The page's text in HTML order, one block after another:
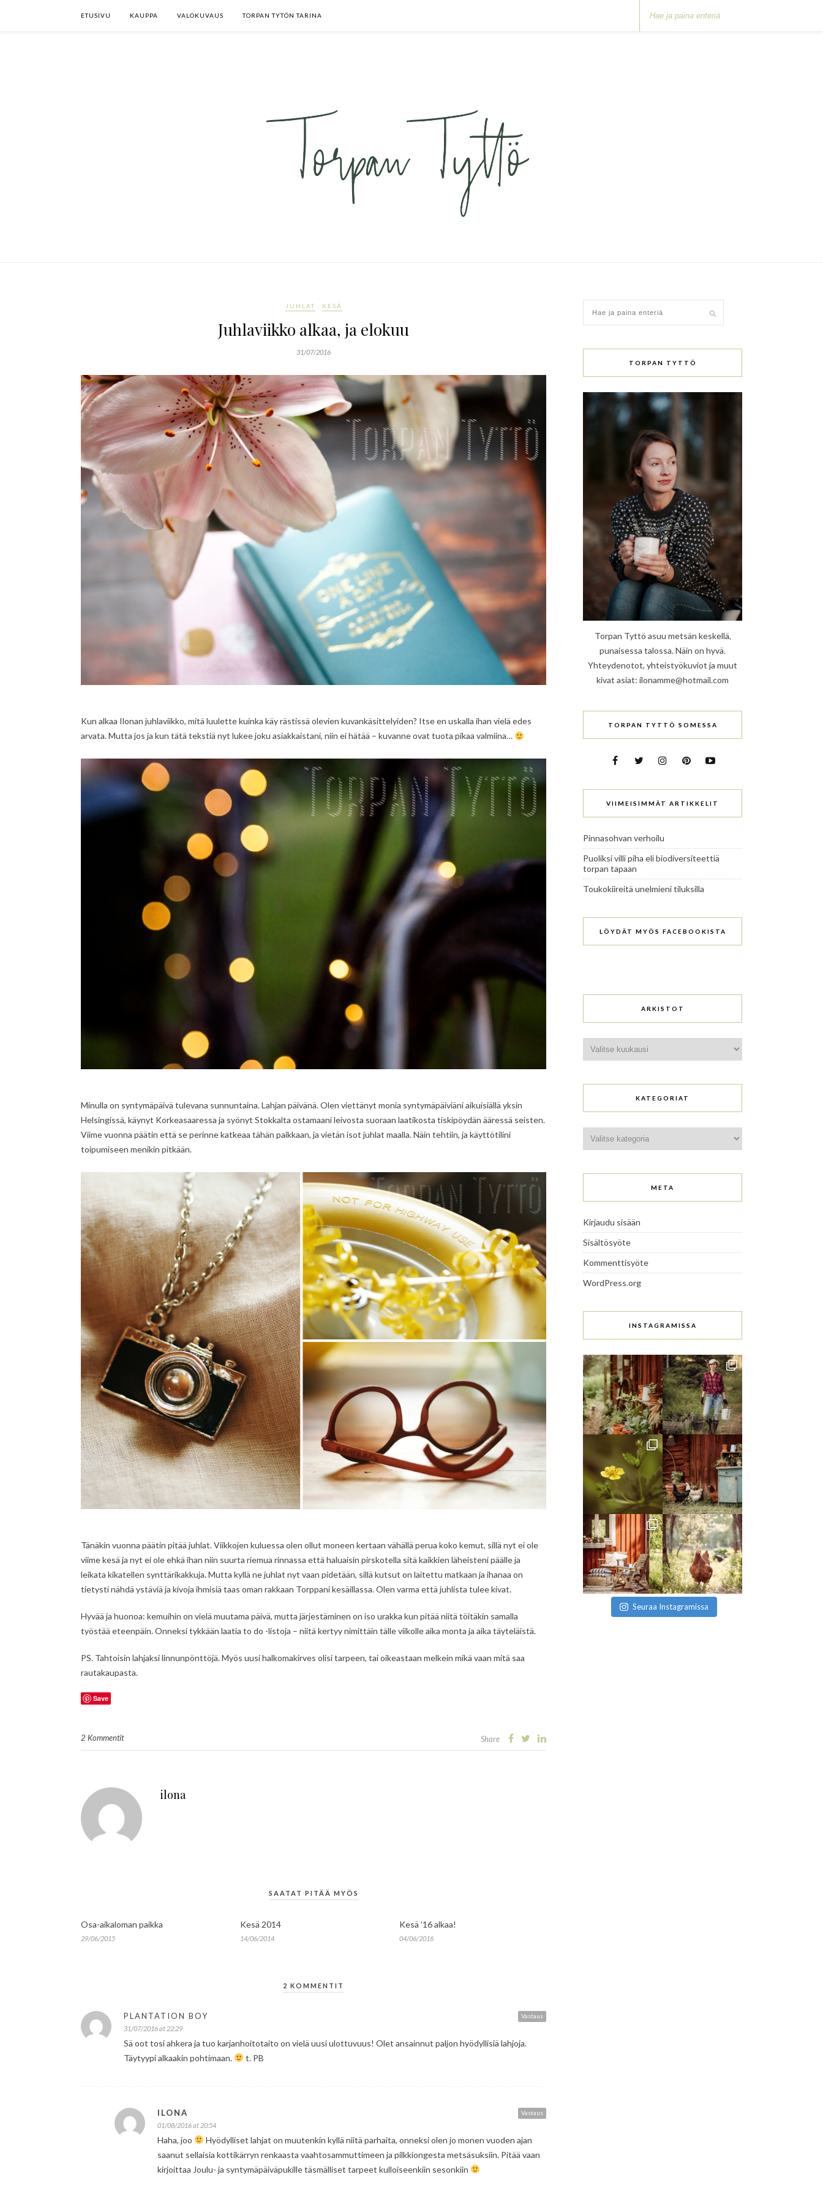
ETUSIVU KAUPPA VALOKUVAUS TORPAN TYTÖN TARINA
JUHLAT KESÄ
Juhlaviikko alkaa, ja elokuu
31/07/2016
Kun alkaa Ilonan juhlaviikko, mitä luulette kuinka käy rästissä olevien kuvankäsittelyiden? Itse en uskalla ihan vielä edes
arvata. Mutta jos ja kun tätä tekstiä nyt lukee joku asiakkaistani, niin ei hätää – kuvanne ovat tuota pikaa valmiina…
Minulla on syntymäpäivä tulevana sunnuntaina. Lahjan päivänä. Olen viettänyt monia syntymäpäiviäni aikuisiällä yksin
Helsingissä, käynyt Korkeasaaressa ja syönyt Stokkalta ostamaani leivosta suoraan laatikosta tiskipöydän ääressä seisten.
Viime vuonna päätin että se perinne katkeaa tähän paikkaan, ja vietän isot juhlat maalla. Näin tehtiin, ja käyttötilini
toipumiseen menikin pitkään.
Tänäkin vuonna päätin pitää juhlat. Viikkojen kuluessa olen ollut moneen kertaan vähällä perua koko kemut, sillä nyt ei ole
viime kesä ja nyt ei ole ehkä ihan niin suurta riemua rinnassa että haluaisin pirskotella sitä kaikkien läheisteni päälle ja
leikata kikatellen synttärikakkuja. Mutta kyllä ne juhlat nyt vaan pidetään, sillä kutsut on laitettu matkaan ja ihanaa on
tietysti nähdä ystäviä ja kivoja ihmisiä taas oman rakkaan Torppani kesäillassa. Olen varma että juhlista tulee kivat.
Hyvää ja huonoa: kemuihin on vielä muutama päivä, mutta järjestäminen on iso urakka kun pitää niitä töitäkin samalla
työstää eteenpäin. Onneksi tykkään laatia to do -listoja – niitä kertyy nimittäin tälle viikolle aika monta ja aika täyteläistä.
PS. Tahtoisin lahjaksi linnunpönttöjä. Myös uusi halkomakirves olisi tarpeen, tai oikeastaan melkein mikä vaan mitä saa
rautakaupasta.
Save
2 Kommentit Share
ilona
SAATAT PITÄÄ MYÖS
Osa-aikaloman paikka
29/06/2015
Kesä 2014
14/06/2014
Kesä ’16 alkaa!
04/06/2016
2 KOMMENTIT
Vastaus
PLANTATION BOY
31/07/2016 at 22:29
Sä oot tosi ahkera ja tuo karjanhoitotaito on vielä uusi ulottuvuus! Olet ansainnut paljon hyödyllisiä lahjoja.
Täytyypi alkaakin pohtimaan.
t. PB
Vastaus
ILONA
01/08/2016 at 20:54
Haha, joo
Hyödylliset lahjat on muutenkin kyllä niitä parhaita, onneksi olen jo monen vuoden ajan
saanut sellaisia kottikärryn renkaasta vaahtosammuttimeen ja pilkkiongesta metsäsuksiin. Pitää vaan
kirjoittaa Joulu- ja syntymäpäiväpukille täsmälliset tarpeet kulloiseenkiin sesonkiin
TORPAN TYTTÖ
Torpan Tyttö asuu metsän keskellä,
punaisessa talossa. Näin on hyvä.
Yhteydenotot, yhteistyökuviot ja muut
kivat asiat: ilonamme@hotmail.com
TORPAN TYTTÖ SOMESSA
VIIMEISIMMÄT ARTIKKELIT
Pinnasohvan verhoilu
Puoliksi villi piha eli biodiversiteettiä
torpan tapaan
Toukokiireitä unelmieni tiluksilla
LÖYDÄT MYÖS FACEBOOKISTA
ARKISTOT
KATEGORIAT
META
Kirjaudu sisään
Sisältösyöte
Kommenttisyöte
WordPress.org
INSTAGRAMISSA
Seuraa Instagramissa